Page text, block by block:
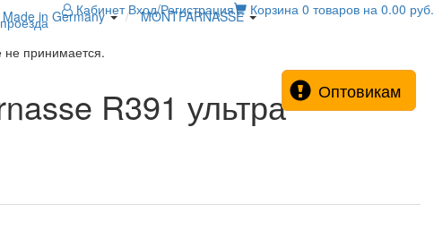
Кабинет Вход/Регистрация Корзина 0 товаров на 0.00 руб.
in Germany
MONTPARNASSE
не принимается.
Оптовикам
R391 ультра